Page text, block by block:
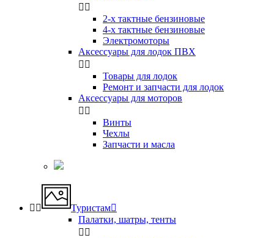
 
2-х тактные бензиновые
4-х тактные бензиновые
Электромоторы
Аксессуары для лодок ПВХ
 
Товары для лодок
Ремонт и запчасти для лодок
Аксессуары для моторов
 
Винты
Чехлы
Запчасти и масла
  Туристам
Палатки, шатры, тенты
 